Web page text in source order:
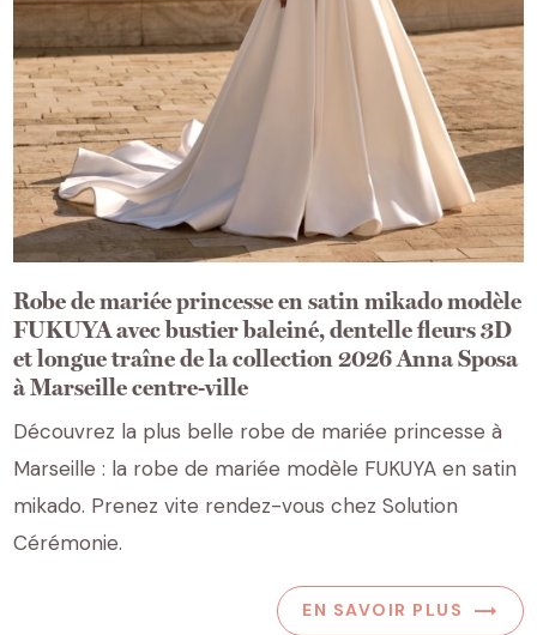
Robe de mariée princesse en satin mikado modèle
FUKUYA avec bustier baleiné, dentelle fleurs 3D
et longue traîne de la collection 2026 Anna Sposa
à Marseille centre-ville
Découvrez la plus belle robe de mariée princesse à
Marseille : la robe de mariée modèle FUKUYA en satin
mikado. Prenez vite rendez-vous chez Solution
Cérémonie.
EN SAVOIR PLUS